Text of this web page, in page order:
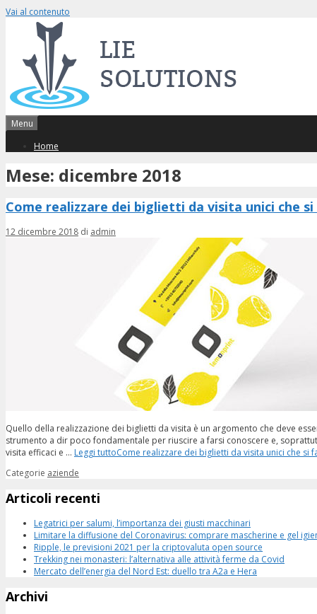
Vai al contenuto
Menu
Home
Mese: dicembre 2018
Come realizzare dei biglietti da visita unici che
12 dicembre 2018 di admin
Quello della realizzazione dei biglietti da visita è un argomento che deve
strumento a dir poco fondamentale per riuscire a farsi conoscere e,
visita efficaci e … Leggi tuttoCome realizzare dei biglietti da visita unici che si
Categorie aziende
Articoli recenti
Legatrici per salumi, l’importanza dei giusti macchinari
Limitare la diffusione del Coronavirus: comprare mascherine e gel
Ripple, le previsioni 2021 per la criptovaluta open source
Trekking nei monasteri: l’alternativa alle attività ferme da Covid
Mercato dell’energia del Nord Est: duello tra A2a e Hera
Archivi